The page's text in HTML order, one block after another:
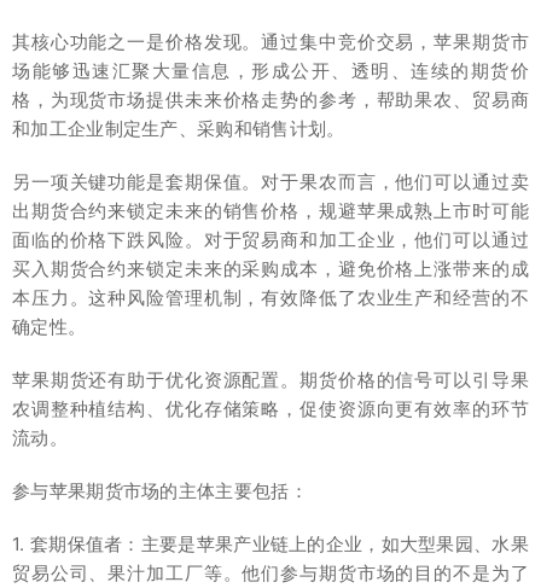
其核心功能之一是价格发现。通过集中竞价交易，苹果期货市
场能够迅速汇聚大量信息，形成公开、透明、连续的期货价
格，为现货市场提供未来价格走势的参考，帮助果农、贸易商
和加工企业制定生产、采购和销售计划。
另一项关键功能是套期保值。对于果农而言，他们可以通过卖
出期货合约来锁定未来的销售价格，规避苹果成熟上市时可能
面临的价格下跌风险。对于贸易商和加工企业，他们可以通过
买入期货合约来锁定未来的采购成本，避免价格上涨带来的成
本压力。这种风险管理机制，有效降低了农业生产和经营的不
确定性。
苹果期货还有助于优化资源配置。期货价格的信号可以引导果
农调整种植结构、优化存储策略，促使资源向更有效率的环节
流动。
参与苹果期货市场的主体主要包括：
1. 套期保值者：主要是苹果产业链上的企业，如大型果园、水果
贸易公司、果汁加工厂等。他们参与期货市场的目的不是为了